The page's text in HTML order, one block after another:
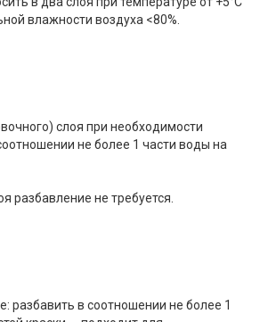
влажности воздуха <80%.
слоя при необходимости
не более 1 части воды на
разбавление не требуется.
разбавить в соотношении не более 1